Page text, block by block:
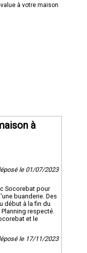
à votre maison
à
le 01/07/2023
Socorebat pour
buanderie. Des
début à la fin du
respecté.
et le
le 17/11/2023